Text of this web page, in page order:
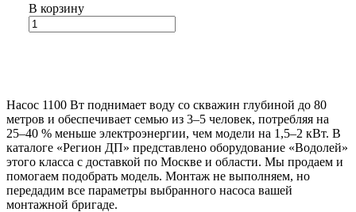
В корзину
Насос 1100 Вт поднимает воду со скважин глубиной до 80
метров и обеспечивает семью из 3–5 человек, потребляя на
25–40 % меньше электроэнергии, чем модели на 1,5–2 кВт. В
каталоге «Регион ДП» представлено оборудование «Водолей»
этого класса с доставкой по Москве и области. Мы продаем и
помогаем подобрать модель. Монтаж не выполняем, но
передадим все параметры выбранного насоса вашей
монтажной бригаде.